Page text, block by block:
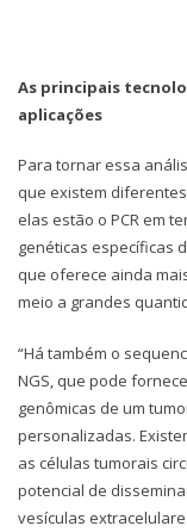
As principais
aplicações
Para tornar essa
que existem
elas estão o PCR em
genéticas específicas
que oferece ainda
meio a grandes
“Há também o
NGS, que pode
genômicas de um
personalizadas.
as células tumorais
potencial de
vesículas